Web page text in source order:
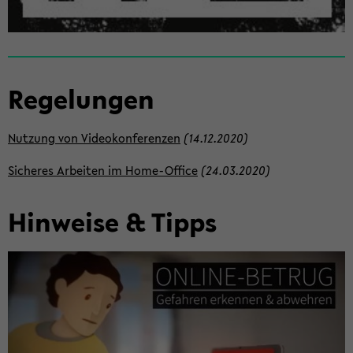
Re­ge­lun­gen
Nut­zung von Vi­deo­kon­fe­ren­zen (14.12.2020)
Si­che­res Ar­bei­ten im Home-​Office(24.03.2020)
Hin­wei­se & Tipps